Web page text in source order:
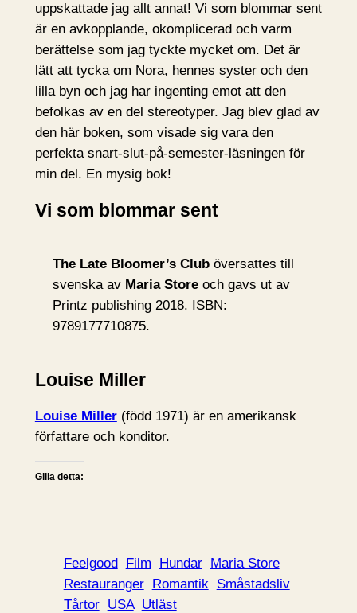
uppskattade jag allt annat! Vi som blommar sent
är en avkopplande, okomplicerad och varm
berättelse som jag tyckte mycket om. Det är
lätt att tycka om Nora, hennes syster och den
lilla byn och jag har ingenting emot att den
befolkas av en del stereotyper. Jag blev glad av
den här boken, som visade sig vara den
perfekta snart-slut-på-semester-läsningen för
min del. En mysig bok!
Vi som blommar sent
The Late Bloomer’s Club översattes till
svenska av Maria Store och gavs ut av
Printz publishing 2018. ISBN:
9789177710875.
Louise Miller
Louise Miller(född 1971) är en amerikansk
författare och konditor.
Gilla detta:
Feelgood Film Hundar Maria Store
Restauranger Romantik Småstadsliv
Tårtor USA Utläst